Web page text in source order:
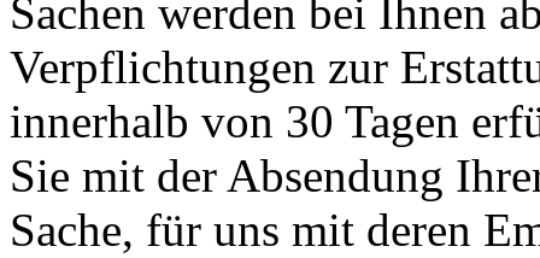
Sachen werden bei Ihnen
Verpflichtungen zur
innerhalb von 30 Tagen
Sie mit der Absendung
Sache, für uns mit deren